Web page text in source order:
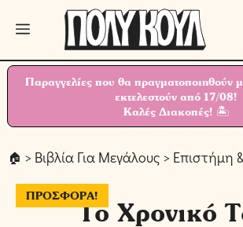
Μετάβαση
περιεχόμενο
Μενού
Παραγγελίες που θα πραγματοποιηθούν
εκτελεστούν από 17/08!
Καλές Διακοπές! 🏝
> Βιβλία Για Μεγάλους > Επιστήμη
ΠΡΟΣΦΟΡΆ!
Το Χρονικό